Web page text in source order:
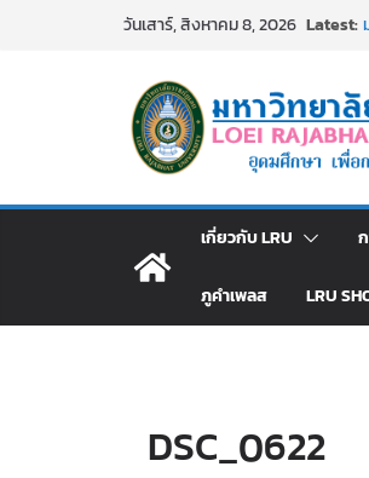
วันเสาร์, สิงหาคม 8, 2026 Latest:
เกี่ยวกับ LRU
ภูคำเพลส LRU
DSC_0622